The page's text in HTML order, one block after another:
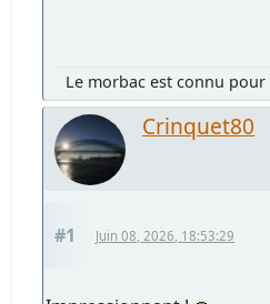
Le morbac est connu
Crinquet80
#1 Juin 08, 2026, 18:53:29